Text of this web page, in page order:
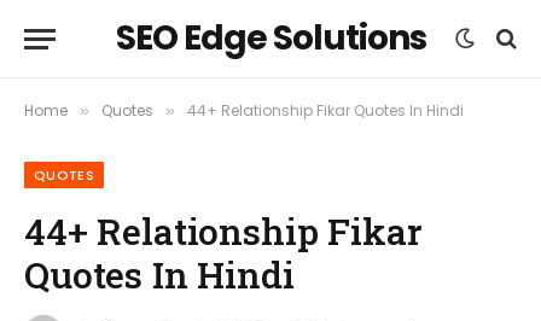
SEO Edge Solutions
Home » Quotes » 44+ Relationship Fikar Quotes In Hindi
QUOTES
44+ Relationship Fikar
Quotes In Hindi